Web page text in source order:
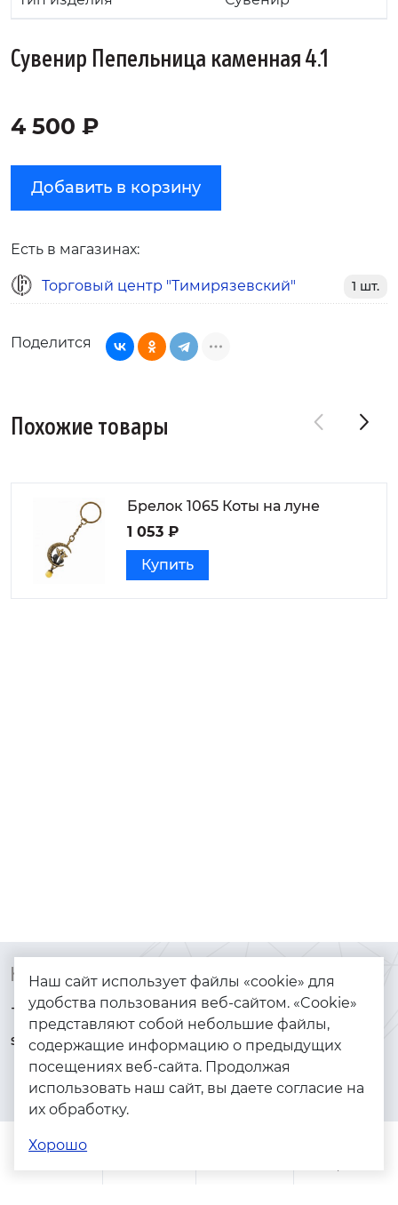
Сувенир Пепельница каменная 4.1
4 500 ₽
Добавить в корзину
Есть в магазинах:
Торговый центр "Тимирязевский" 1 шт.
Поделится
Похожие товары
Брелок 1065 Коты на луне
1 053 ₽
Купить
Контакты
+7 (925) 144-64-73
serebryanyye.grani@mail.ru
Каталог
Браслеты
Золото
Серебро
Помощь
Наш сайт использует файлы «cookie» для
удобства пользования веб-сайтом. «Cookie»
представляют собой небольшие файлы,
содержащие информацию о предыдущих
посещениях веб-сайта. Продолжая
использовать наш сайт, вы даете согласие на
их обработку.
Хорошо